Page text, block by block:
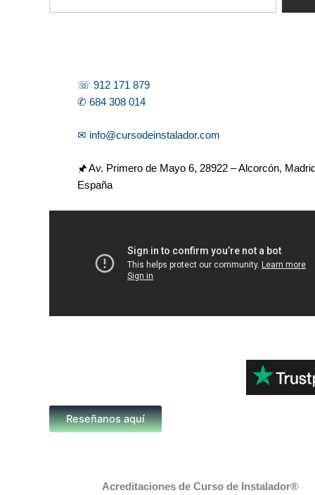
☏ 912 171 879
✆ 684 308 014
✉ info@cursodeinstalador.com
🖈 Av. Primero de Mayo 6, 28922 – Alcorcón,
España
Reseñanos aquí
Acreditaciones de Curso de Instalador®